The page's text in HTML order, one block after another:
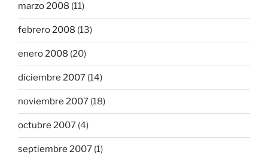
marzo 2008 (11)
febrero 2008 (13)
enero 2008 (20)
diciembre 2007 (14)
noviembre 2007 (18)
octubre 2007 (4)
septiembre 2007 (1)